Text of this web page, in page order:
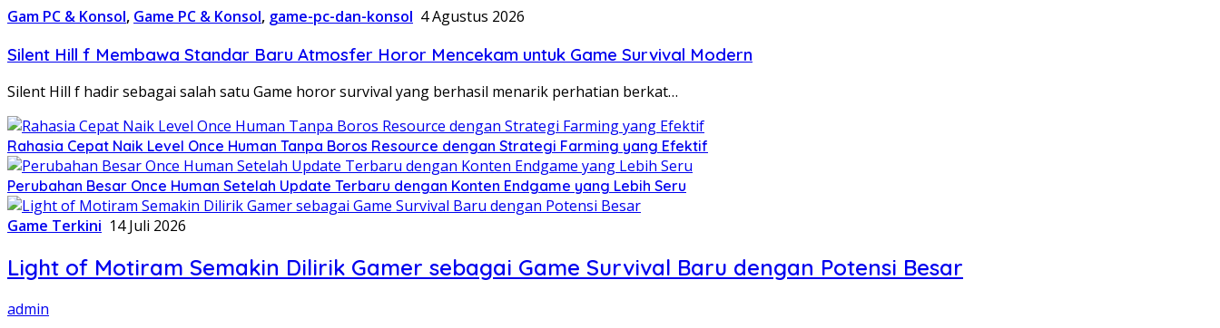
Gam PC & Konsol, Game PC & Konsol, game-pc-dan-konsol 4 Agustus 2026
Silent Hill f Membawa Standar Baru Atmosfer Horor Mencekam untuk Game Survival Modern
Silent Hill f hadir sebagai salah satu Game horor survival yang berhasil menarik perhatian berkat…
Rahasia Cepat Naik Level Once Human Tanpa Boros Resource dengan Strategi Farming yang Efektif
Perubahan Besar Once Human Setelah Update Terbaru dengan Konten Endgame yang Lebih Seru
Game Terkini 14 Juli 2026
Light of Motiram Semakin Dilirik Gamer sebagai Game Survival Baru dengan Potensi Besar
admin